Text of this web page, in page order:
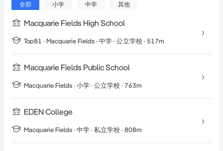
全部 小学 中学 其他
Macquarie Fields High School
Top81 · Macquarie Fields · 中学 · 公立学校 · 517m
Macquarie Fields Public School
Macquarie Fields · 小学 · 公立学校 · 763m
EDEN College
Macquarie Fields · 中学 · 私立学校 · 808m